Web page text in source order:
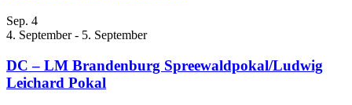
Sep. 4
4. September- 5. September
DC – LM Brandenburg Spreewaldpokal/Ludwig
Leichard Pokal